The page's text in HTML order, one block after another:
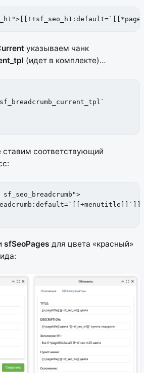
указываем чанк
(идет в комплекте)…
соответствующий
sfSeoPages для цвета «красный»